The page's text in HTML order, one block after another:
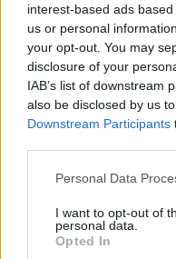
interest-based ads
us or personal
your opt-out. You may
disclosure of your
IAB’s list of downstream
also be disclosed by us
Downstream Participants
Please note that this
not limited to your visit
grant or deny consent to
use your data for below
Personal Data
I want to opt-out of
personal data.
Opted In
εξ αποστασεως
του goLearn, του
οργανισμού στην
επιμόρφωση
τηνεποπτεία
Λάβετε ΕΔΩ